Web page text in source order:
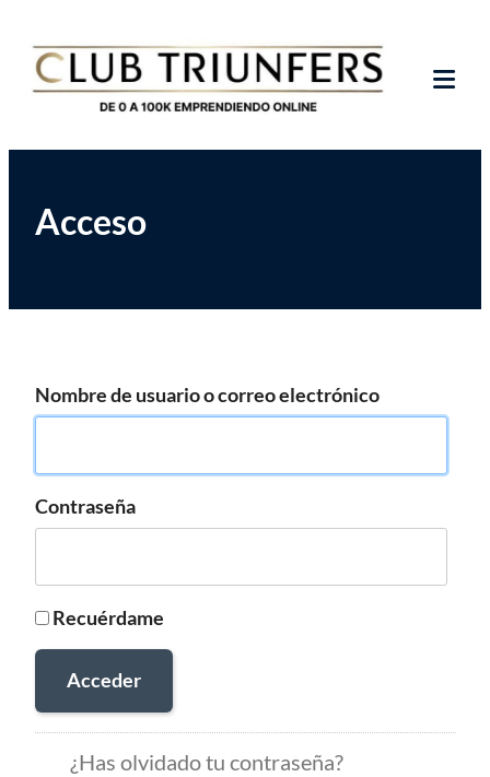
contenido
Club Triunfers
Acceso
Nombre de usuario o correo electrónico
Contraseña
Recuérdame
Acceder
¿Has olvidado tu contraseña?